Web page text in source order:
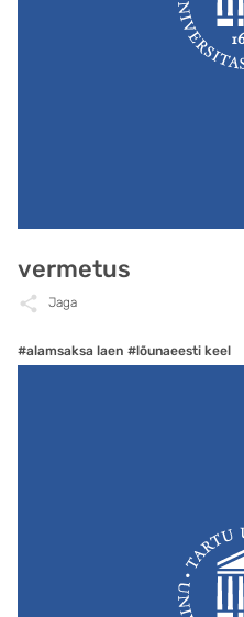
vermetus
Jaga
#alamsaksa laen #lõunaeesti keel